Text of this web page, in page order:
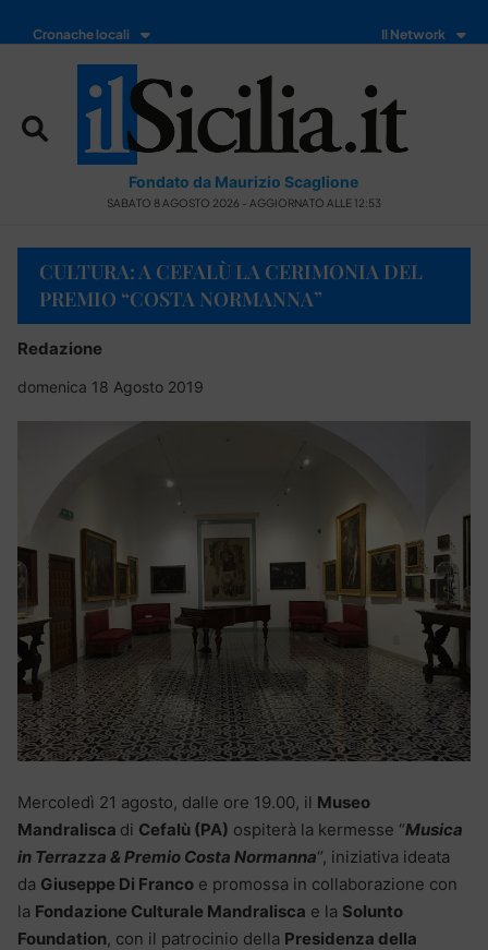
Cronache locali Il Network
Fondato da Maurizio Scaglione
SABATO 8 AGOSTO 2026 - AGGIORNATO ALLE 12:53
CULTURA: A CEFALÙ LA CERIMONIA DEL
PREMIO “COSTA NORMANNA”
Redazione
domenica 18 Agosto 2019
Mercoledì 21 agosto, dalle ore 19.00, il Museo
Mandralisca di Cefalù (PA) ospiterà la kermesse “Musica
in Terrazza & Premio Costa Normanna“, iniziativa ideata
da Giuseppe Di Franco e promossa in collaborazione con
la Fondazione Culturale Mandralisca e la Solunto
Foundation, con il patrocinio della Presidenza della